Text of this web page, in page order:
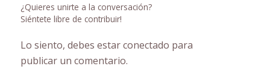
¿Quieres unirte a la conversación?
Siéntete libre de contribuir!
Lo siento, debes estarconectado para
publicar un comentario.